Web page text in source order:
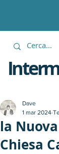
la
Chiesa
Dave
1 mar 2024